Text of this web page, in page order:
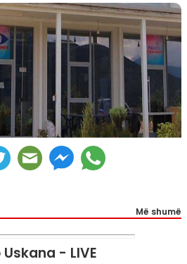
Më shumë
- LIVE